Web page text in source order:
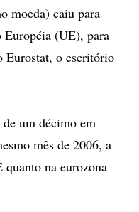
moeda) caiu para
Européia (UE), para
Eurostat, o escritório
um décimo em
mês de 2006, a
quanto na eurozona